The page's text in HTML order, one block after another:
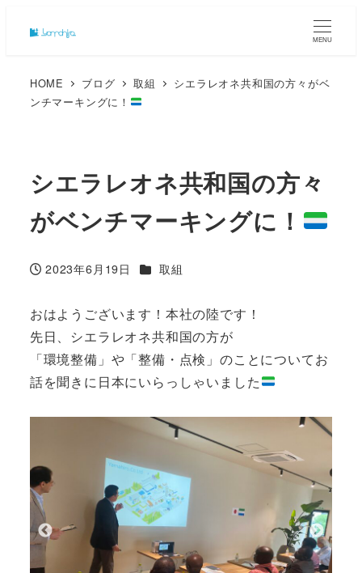
MENU
HOME ブログ 取組
シエラレオネ共和国の方々がベ
ンチマーキングに！
シエラレオネ共和国の方々
がベンチマーキングに！
投稿日
2023年6月19日 カテゴリー
取組
おはようございます！本社の陸です！
先日、シエラレオネ共和国の方が
「環境整備」や「整備・点検」のことについてお
話を聞きに日本にいらっしゃいました